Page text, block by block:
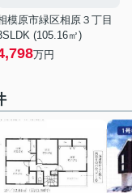
模原市緑区相原３丁目
(105.16㎡)
万円